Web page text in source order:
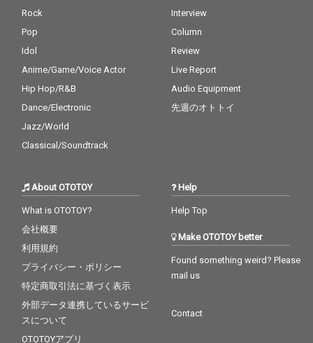
Rock
Pop
Idol
Anime/Game/Voice Actor
Hip Hop/R&B
Dance/Electronic
Jazz/World
Classical/Soundtrack
Interview
Column
Review
Live Report
Audio Equipment
先週のオトトイ
About OTOTOY
What is OTOTOY?
会社概要
利用規約
プライバシー・ポリシー
特定商取引法に基づく表示
外部データ連携しているサービ
スについて
OTOTOYアプリ
Help
Help Top
Make OTOTOY better
Found something weird? Please
mail us
Contact